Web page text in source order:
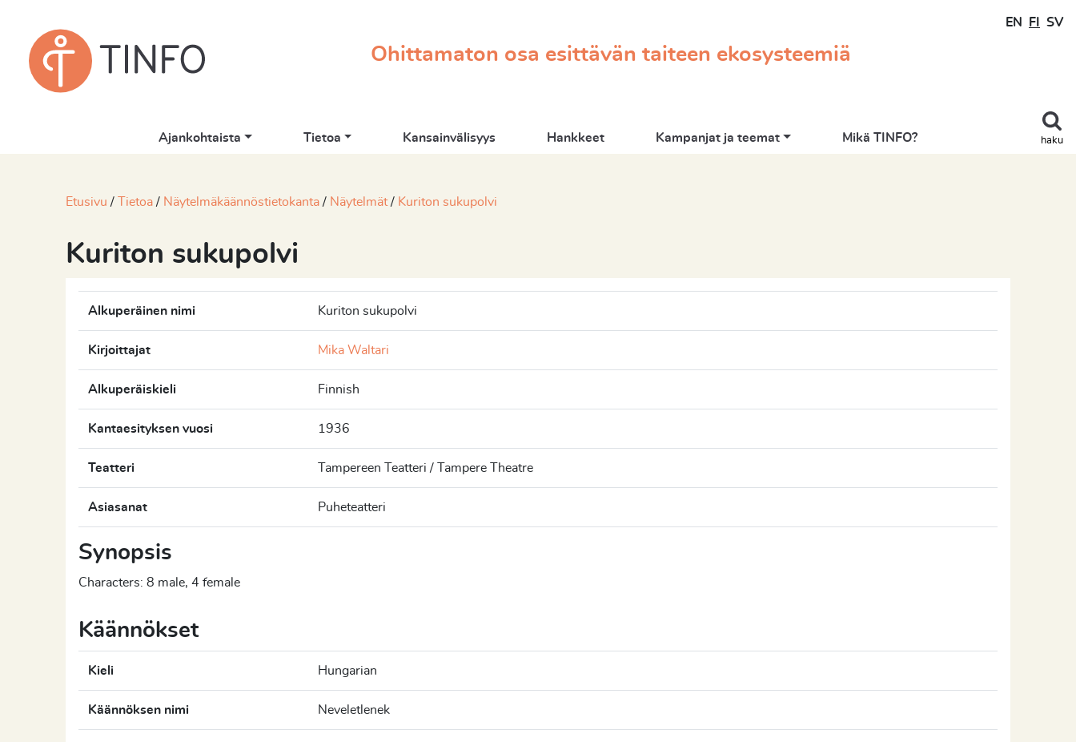
Ohittamaton osa esittävän taiteen ekosysteemiä
EN FI SV
haku
Ajankohtaista Tietoa Kansainvälisyys Hankkeet Kampanjat ja teemat Mikä TINFO?
Etusivu Tietoa Näytelmäkäännöstietokanta Näytelmät Kuriton sukupolvi
Kuriton sukupolvi
Alkuperäinen nimi Kuriton sukupolvi
Kirjoittajat Mika Waltari
Alkuperäiskieli Finnish
Kantaesityksen vuosi 1936
Teatteri Tampereen Teatteri / Tampere Theatre
Asiasanat Puheteatteri
Synopsis
Characters: 8 male, 4 female
Käännökset
Kieli Hungarian
Käännöksen nimi Neveletlenek